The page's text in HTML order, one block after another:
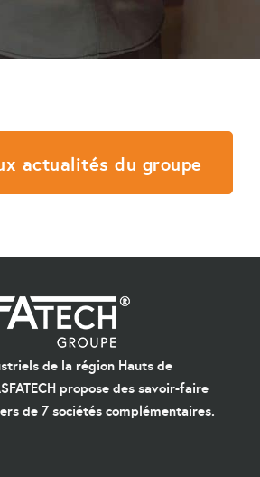
actualités du groupe
de la région Hauts de
propose des savoir-faire
de 7 sociétés complémentaires.